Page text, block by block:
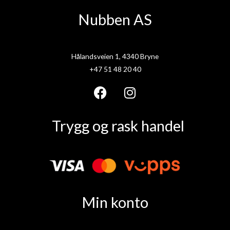
Nubben AS
Hålandsveien 1, 4340 Bryne
+47 51 48 20 40
F
c
b
o
I
s
g
m
Trygg og rask handel
Min konto